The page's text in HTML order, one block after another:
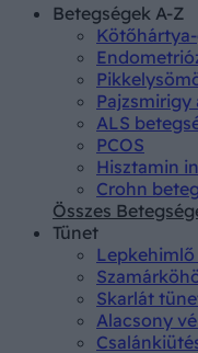
Betegségek A-Z
ALS
PCOS
Hisztamin
Crohn
Összes
Tünet
Skarlát
Alacsony